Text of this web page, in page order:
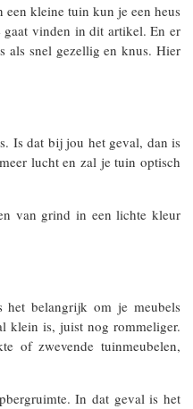
kleine tuin kun je een heus
gaat vinden in dit artikel. En er
als snel gezellig en knus. Hier
Is dat bij jou het geval, dan is
lucht en zal je tuin optisch
van grind in een lichte kleur
belangrijk om je meubels
klein is, juist nog rommeliger.
of zwevende tuinmeubelen,
In dat geval is het